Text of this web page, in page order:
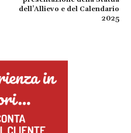
dell’Allievo e del Calendario
2025